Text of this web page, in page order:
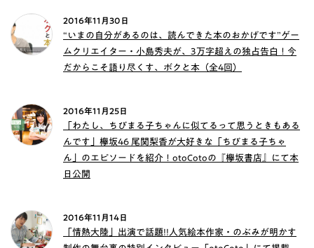
2016年11月30日
“いまの自分があるのは、読んできた本のおかげです”ゲー
ムクリエイター・小島秀夫が、3万字超えの独占告白！今
だからこそ語り尽くす、ボクと本（全4回）
2016年11月25日
「わたし、ちびまる子ちゃんに似てるって思うときもある
んです」欅坂46 尾関梨香が大好きな「ちびまる子ちゃ
ん」のエピソードを紹介！otoCotoの『欅坂書店』にて本
日公開
2016年11月14日
「情熱大陸」出演で話題!!人気絵本作家・のぶみが明かす